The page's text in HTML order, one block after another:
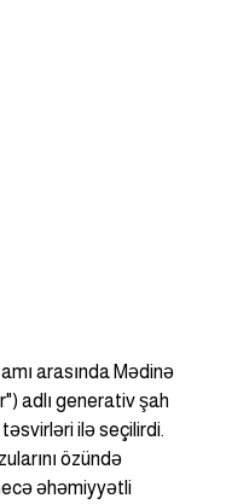
arasında Mədinə
adlı generativ şah
təsvirləri ilə seçilirdi.
özündə
əhəmiyyətli